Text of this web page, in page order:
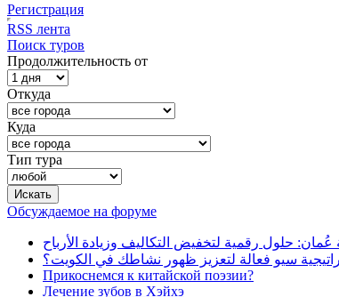
Регистрация
RSS лента
Поиск туров
Продолжительность от
Откуда
Куда
Тип тура
Обсуждаемое на форуме
حلول رقمية لتخفيض التكاليف وزيادة الأرباح
سيو فعالة لتعزيز ظهور نشاطك في الكويت؟
Прикоснемся к китайской поэзии?
Лечение зубов в Хэйхэ